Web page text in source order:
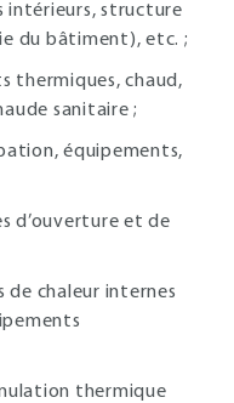
intérieurs, structure
du bâtiment), etc. ;
thermiques, chaud,
sanitaire ;
équipements,
d’ouverture et de
de chaleur internes
thermique